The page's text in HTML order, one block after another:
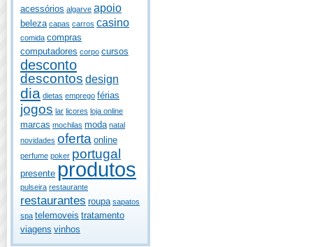
acessórios algarve apoio
beleza capas carros casino
comida compras
computadores corpo cursos
desconto
descontos design
dia dietas emprego férias
jogos lar licores loja online
marcas mochilas moda natal
novidades oferta online
perfume poker portugal
presente produtos
pulseira restaurante
restaurantes roupa sapatos
spa telemoveis tratamento
viagens vinhos